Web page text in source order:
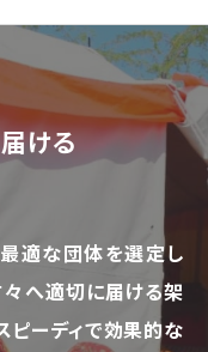
ける
適な団体を選定し
へ適切に届ける架
ーディで効果的な